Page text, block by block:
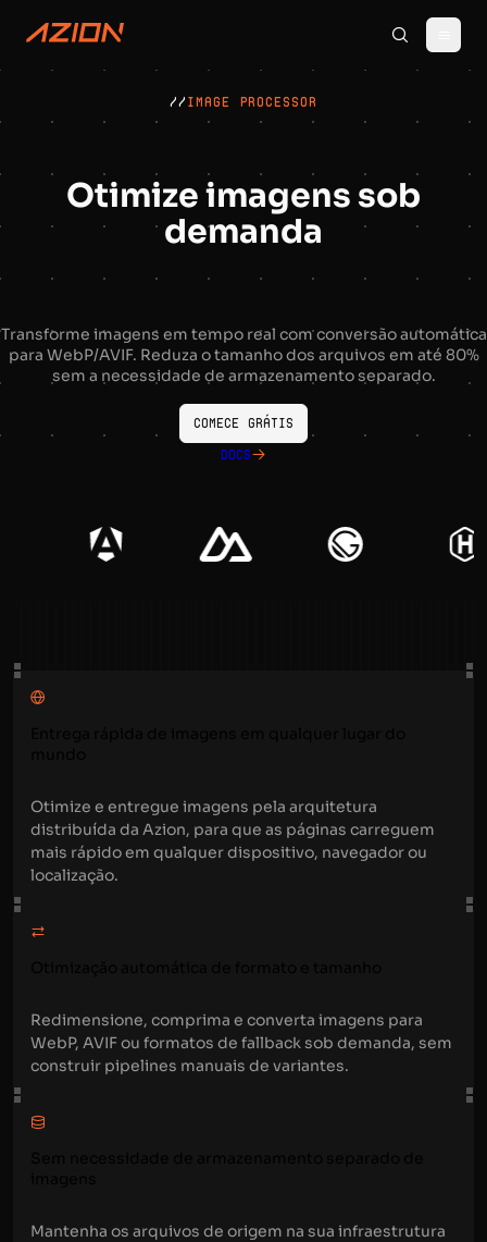
// IMAGE PROCESSOR
Otimize imagens sob
demanda
Transforme imagens em tempo real com conversão automática
para WebP/AVIF. Reduza o tamanho dos arquivos em até 80%
sem a necessidade de armazenamento separado.
Comece grátis
Docs
Otimize e entregue imagens pela arquitetura
distribuída da Azion, para que as páginas carreguem
mais rápido em qualquer dispositivo, navegador ou
localização.
Redimensione, comprima e converta imagens para
WebP, AVIF ou formatos de fallback sob demanda, sem
construir pipelines manuais de variantes.
Mantenha os arquivos de origem na sua infraestrutura